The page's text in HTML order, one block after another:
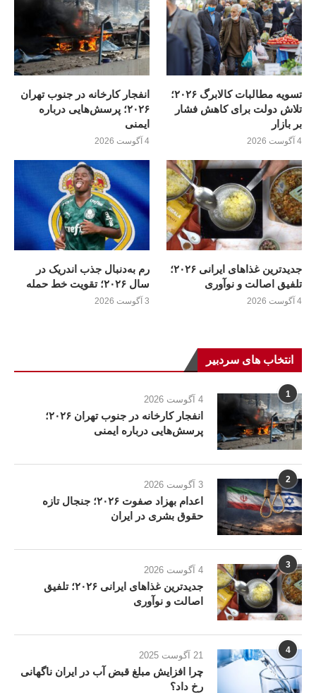
تسویه مطالبات کالابرگ ۲۰۲۶؛
تلاش دولت برای کاهش فشار
بر بازار
4 آگوست 2026
انفجار کارخانه در جنوب تهران
۲۰۲۶؛ پرسش‌هایی درباره
ایمنی
4 آگوست 2026
جدیدترین غذاهای ایرانی ۲۰۲۶؛
تلفیق اصالت و نوآوری
4 آگوست 2026
رم به‌دنبال جذب اندریک در
سال ۲۰۲۶؛ تقویت خط حمله
3 آگوست 2026
انتخاب های سردبیر
1 4 آگوست 2026
انفجار کارخانه در جنوب تهران ۲۰۲۶؛
پرسش‌هایی درباره ایمنی
2 3 آگوست 2026
اعدام بهزاد صفوت ۲۰۲۶؛ جنجال تازه
حقوق بشری در ایران
3 4 آگوست 2026
جدیدترین غذاهای ایرانی ۲۰۲۶؛ تلفیق
اصالت و نوآوری
4 21 آگوست 2025
چرا افزایش مبلغ قبض آب در ایران ناگهانی
رخ داد؟